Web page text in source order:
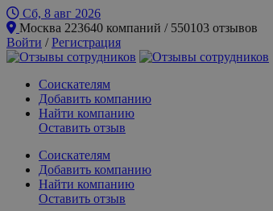
Сб, 8 авг 2026
Москва
223640 компаний / 550103 отзывов
Войти /Регистрация
Соискателям
Добавить компанию
Найти компанию
Оставить отзыв
Соискателям
Добавить компанию
Найти компанию
Оставить отзыв